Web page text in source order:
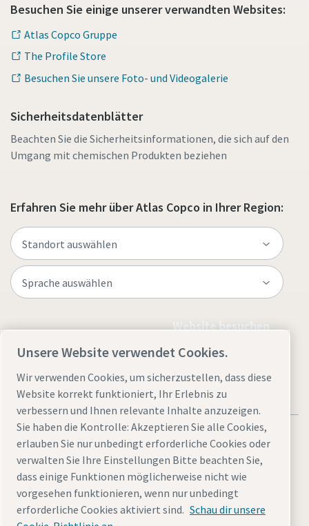
Besuchen Sie einige unserer verwandten Websites:
Atlas Copco Gruppe
The Profile Store
Besuchen Sie unsere Foto- und Videogalerie
Sicherheitsdatenblätter
Beachten Sie die Sicherheitsinformationen, die sich auf den
Umgang mit chemischen Produkten beziehen
Erfahren Sie mehr über Atlas Copco in Ihrer Region:
Website besuchen
Rechtliche HinweiseCookies verwaltenBarrierefreiheit
Datenschutzerklärung SitemapImpressum
Unsere Website verwendet Cookies.
Wir verwenden Cookies, um sicherzustellen, dass diese
Website korrekt funktioniert, Ihr Erlebnis zu
verbessern und Ihnen relevante Inhalte anzuzeigen.
Sie haben die Kontrolle: Akzeptieren Sie alle Cookies,
erlauben Sie nur unbedingt erforderliche Cookies oder
verwalten Sie Ihre Einstellungen Bitte beachten Sie,
dass einige Funktionen möglicherweise nicht wie
vorgesehen funktionieren, wenn nur unbedingt
erforderliche Cookies aktiviert sind. Schau dir unsere